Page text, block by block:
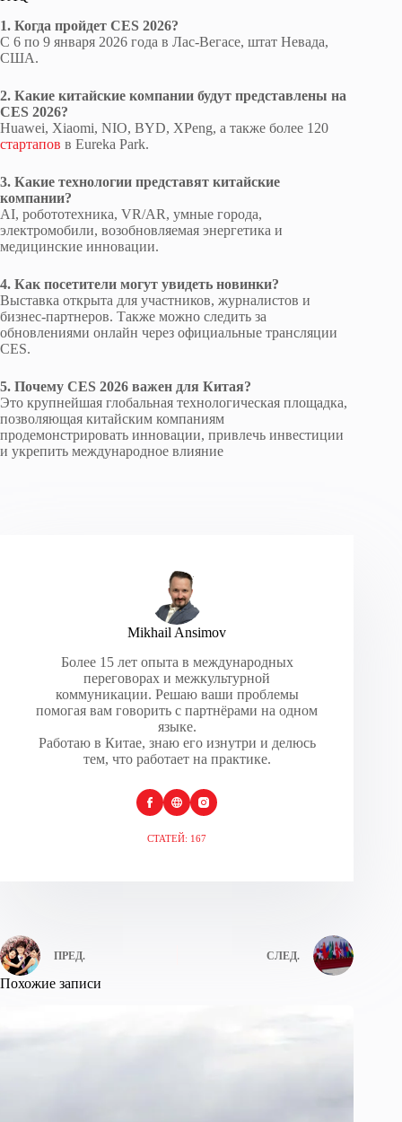
1. Когда пройдет CES 2026?
С 6 по 9 января 2026 года в Лас-Вегасе, штат Невада,
США.
2. Какие китайские компании будут представлены на
CES 2026?
Huawei, Xiaomi, NIO, BYD, XPeng, а также более 120
стартапов в Eureka Park.
3. Какие технологии представят китайские
компании?
AI, робототехника, VR/AR, умные города,
электромобили, возобновляемая энергетика и
медицинские инновации.
4. Как посетители могут увидеть новинки?
Выставка открыта для участников, журналистов и
бизнес-партнеров. Также можно следить за
обновлениями онлайн через официальные трансляции
CES.
5. Почему CES 2026 важен для Китая?
Это крупнейшая глобальная технологическая площадка,
позволяющая китайским компаниям
продемонстрировать инновации, привлечь инвестиции
и укрепить международное влияние
Mikhail Ansimov
Более 15 лет опыта в международных
переговорах и межкультурной
коммуникации. Решаю ваши проблемы
помогая вам говорить с партнёрами на одном
языке.
Работаю в Китае, знаю его изнутри и делюсь
тем, что работает на практике.
СТАТЕЙ: 167
ПРЕД. СЛЕД.
Похожие записи